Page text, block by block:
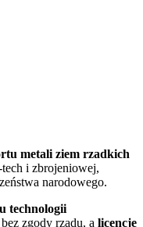
metali ziem rzadkich
i zbrojeniowej,
narodowego.
technologii
bez zgody rządu, a licencje